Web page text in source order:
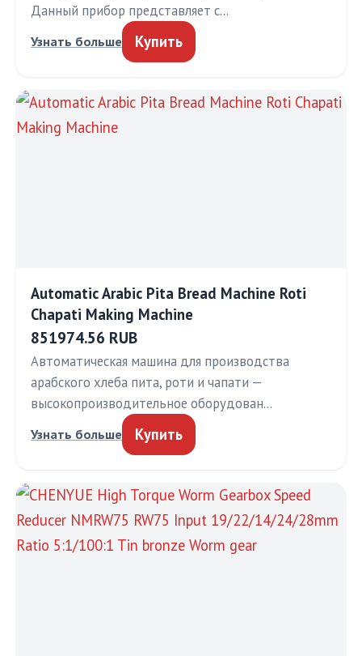
Данный прибор представляет с…
Узнать больше Купить
Automatic Arabic Pita Bread Machine Roti
Chapati Making Machine
851974.56 RUB
Автоматическая машина для производства
арабского хлеба пита, роти и чапати —
высокопроизводительное оборудован…
Узнать больше Купить